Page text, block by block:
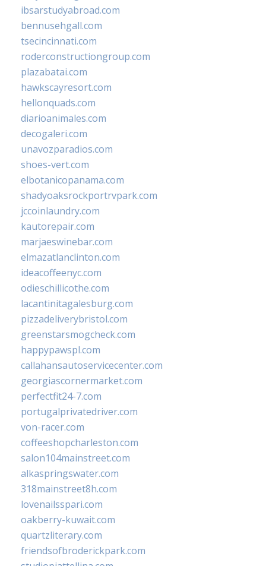
ibsarstudyabroad.com
bennusehgall.com
tsecincinnati.com
roderconstructiongroup.com
plazabatai.com
hawkscayresort.com
hellonquads.com
diarioanimales.com
decogaleri.com
unavozparadios.com
shoes-vert.com
elbotanicopanama.com
shadyoaksrockportrvpark.com
jccoinlaundry.com
kautorepair.com
marjaeswinebar.com
elmazatlanclinton.com
ideacoffeenyc.com
odieschillicothe.com
lacantinitagalesburg.com
pizzadeliverybristol.com
greenstarsmogcheck.com
happypawspl.com
callahansautoservicecenter.com
georgiascornermarket.com
perfectfit24-7.com
portugalprivatedriver.com
von-racer.com
coffeeshopcharleston.com
salon104mainstreet.com
alkaspringswater.com
318mainstreet8h.com
lovenailsspari.com
oakberry-kuwait.com
quartzliterary.com
friendsofbroderickpark.com